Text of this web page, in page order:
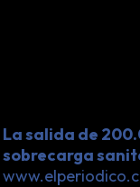
La salida de
sobrecarga